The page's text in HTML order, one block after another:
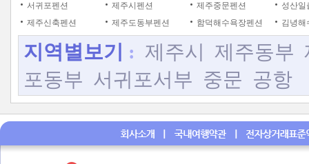
서귀포펜션
제주시펜션 제주중문펜션
성산일
제주신축펜션
제주도동부펜션 함덕해수욕장펜션 김녕해
지역별보기 : 제주시 제주동부
포동부 서귀포서부 중문 공항